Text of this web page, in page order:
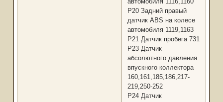
Р20 Задний правый
датчик ABS на колесе
автомобиля 1119,1163
Р21 Датчик пробега 731
Р23 Датчик
абсолютного давления
впускного коллектора
160,161,185,186,217-
219,250-252
Р24 Датчик